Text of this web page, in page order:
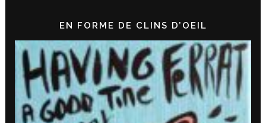
EN FORME DE CLINS D’OEIL